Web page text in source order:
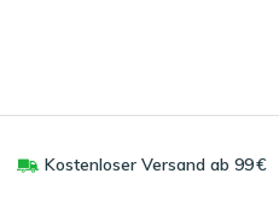
Kostenloser Versand ab 99 €